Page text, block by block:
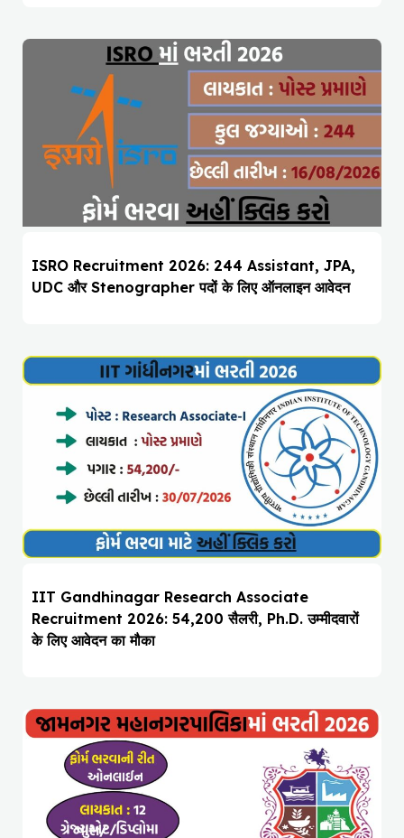
ISRO Recruitment 2026: 244 Assistant, JPA,
UDC और Stenographer पदों के लिए ऑनलाइन आवेदन
IIT Gandhinagar Research Associate
Recruitment 2026: ₹54,200 सैलरी, Ph.D. उम्मीदवारों
के लिए आवेदन का मौका